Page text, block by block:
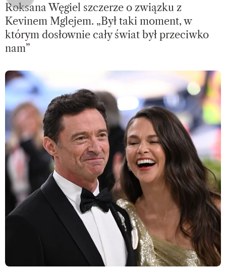
Roksana Węgiel szczerze o związku z
Kevinem Mglejem. „Był taki moment, w
którym dosłownie cały świat był przeciwko
nam”